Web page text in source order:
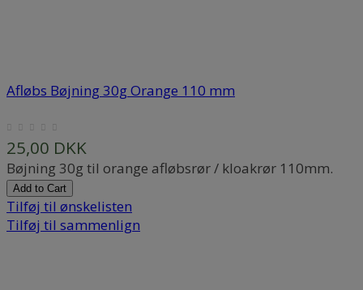
Afløbs Bøjning 30g Orange 110 mm
25,00 DKK
Bøjning 30g til orange afløbsrør / kloakrør 110mm.
Add to Cart
Tilføj til ønskelisten
Tilføj til sammenlign